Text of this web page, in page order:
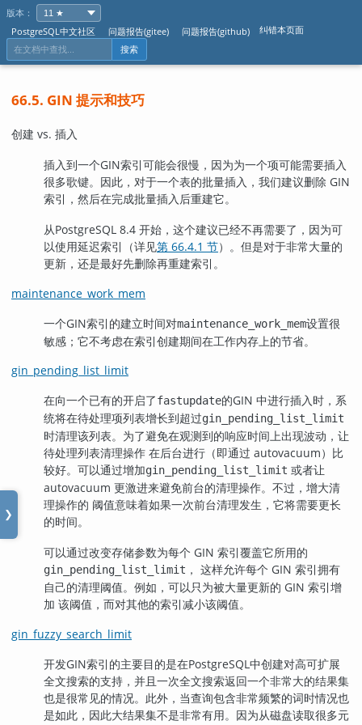
版本：
PostgreSQL中文社区
问题报告(gitee) 问题报告(github) 纠错本页面
搜索
❯
66.5. GIN 提示和技巧
创建 vs. 插入
插入到一个GIN索引可能会很慢，因为为一个项可能需要插入
很多歌键。因此，对于一个表的批量插入，我们建议删除 GIN
索引，然后在完成批量插入后重建它。
从PostgreSQL 8.4 开始，这个建议已经不再需要了，因为可
以使用延迟索引（详见第 66.4.1 节）。但是对于非常大量的
更新，还是最好先删除再重建索引。
maintenance_work_mem
一个GIN索引的建立时间对maintenance_work_mem设置很
敏感；它不考虑在索引创建期间在工作内存上的节省。
gin_pending_list_limit
在向一个已有的开启了fastupdate的GIN 中进行插入时，系
统将在待处理项列表增长到超过gin_pending_list_limit
时清理该列表。为了避免在观测到的响应时间上出现波动，让
待处理列表清理操作 在后台进行（即通过 autovacuum）比
较好。可以通过增加gin_pending_list_limit 或者让
autovacuum 更激进来避免前台的清理操作。不过，增大清
理操作的 阈值意味着如果一次前台清理发生，它将需要更长
的时间。
可以通过改变存储参数为每个 GIN 索引覆盖它所用的
gin_pending_list_limit ， 这样允许每个 GIN 索引拥有
自己的清理阈值。例如，可以只为被大量更新的 GIN 索引增
加 该阈值，而对其他的索引减小该阈值。
gin_fuzzy_search_limit
开发GIN索引的主要目的是在PostgreSQL 中创建对高可扩展
全文搜索的支持，并且一次全文搜索返回一个非常大的结果集
也是很常见的情况。此外，当查询包含非常频繁的词时情况也
是如此，因此大结果集不是非常有用。因为从磁盘读取很多元